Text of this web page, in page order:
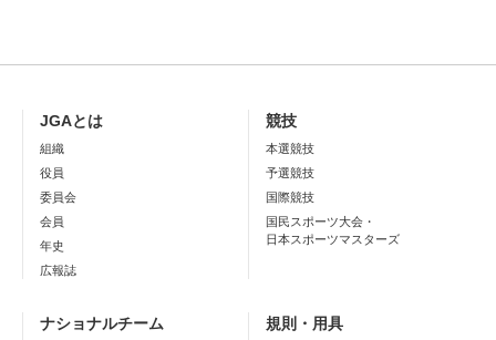
JGAとは
組織
役員
委員会
会員
年史
広報誌
競技
本選競技
予選競技
国際競技
国民スポーツ大会・
日本スポーツマスターズ
ナショナルチーム 規則・用具